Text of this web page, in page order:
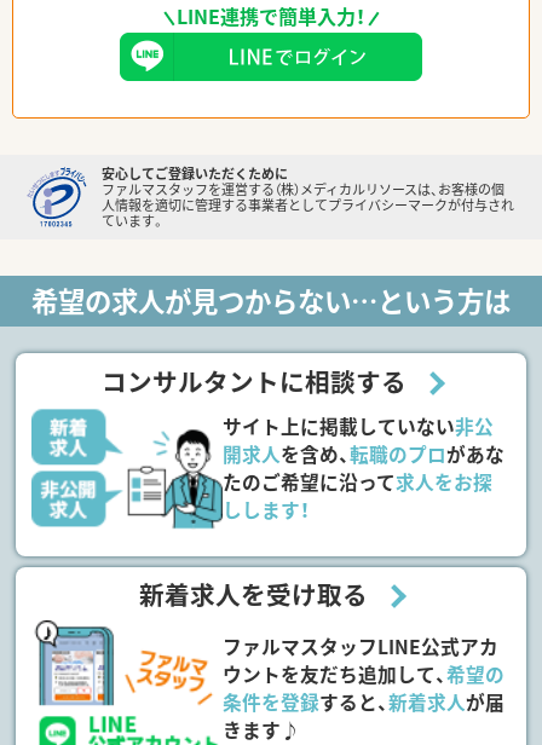
LINE連携で簡単入力！
安心してご登録いただくために
ファルマスタッフを運営する（株）メディカルリソースは、お客様の個
人情報を適切に管理する事業者としてプライバシーマークが付与され
ています。
希望の求人が見つからない…という方は
コンサルタントに相談する
サイト上に掲載していない非公
開求人を含め、転職のプロがあな
たのご希望に沿って求人をお探
しします！
新着求人を受け取る
ファルマスタッフLINE公式アカ
ウントを友だち追加して、希望の
条件を登録すると、新着求人が届
きます♪